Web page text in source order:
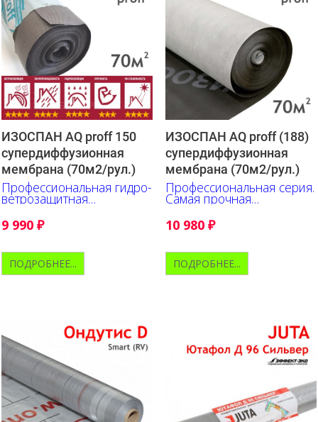
ИЗОСПАН AQ proff 150
супердиффузионная
мембрана (70м2/рул.)
Профессиональная гидро-
ветрозащитная
супердиффузионная
мембрана
9 990 ₽
ПОДРОБНЕЕ...
ИЗОСПАН AQ proff (188)
супердиффузионная
мембрана (70м2/рул.)
Профессиональная серия.
Самая прочная
супердиффузионная
мембрана.
10 980 ₽
ПОДРОБНЕЕ...